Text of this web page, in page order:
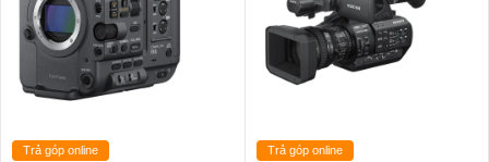
Trả góp online Trả góp online